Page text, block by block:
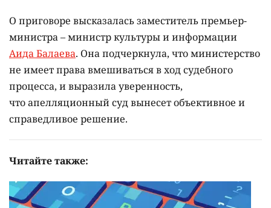
О приговоре высказалась заместитель премьер-
министра – министр культуры и информации
Аида Балаева. Она подчеркнула, что министерство
не имеет права вмешиваться в ход судебного
процесса, и выразила уверенность,
что апелляционный суд вынесет объективное и
справедливое решение.
Читайте также: